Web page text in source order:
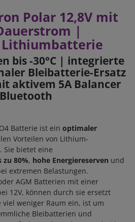
Polar 12,8V mit
|
bis -30°C | integrierte
Bleibatterie-Ersatz
aktivem 5A Balancer
Batterie ist ein optimaler
Vorteilen von Lithium-
Sie bietet eine
zu 80%, hohe Energiereserven und
extremen Belastungen.
AGM Batterien mit einer
12V, können durch sie ersetzt
weniger Raum ein, ist um
Bleibatterien und